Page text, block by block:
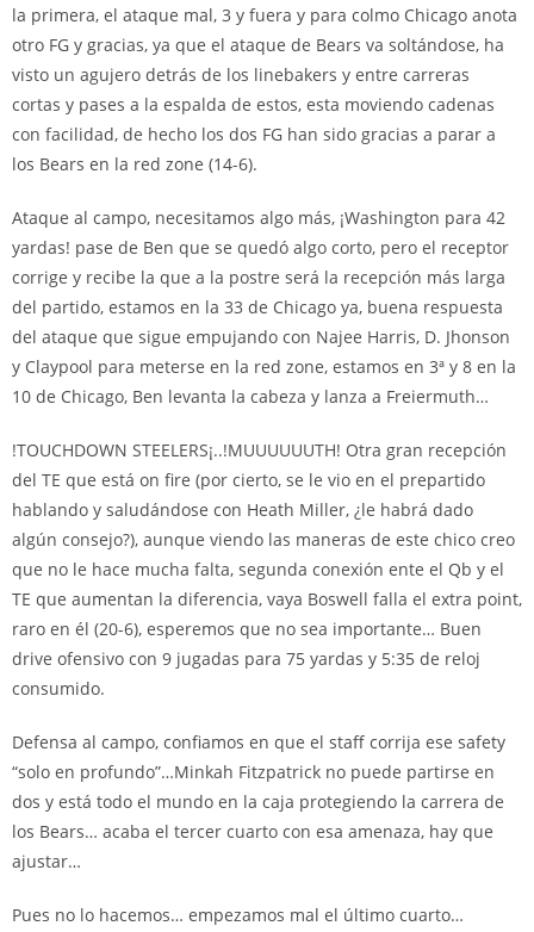
la primera, el ataque mal, 3 y fuera y para colmo Chicago anota
otro FG y gracias, ya que el ataque de Bears va soltándose, ha
visto un agujero detrás de los linebakers y entre carreras
cortas y pases a la espalda de estos, esta moviendo cadenas
con facilidad, de hecho los dos FG han sido gracias a parar a
los Bears en la red zone (14-6).
Ataque al campo, necesitamos algo más, ¡Washington para 42
yardas! pase de Ben que se quedó algo corto, pero el receptor
corrige y recibe la que a la postre será la recepción más larga
del partido, estamos en la 33 de Chicago ya, buena respuesta
del ataque que sigue empujando con Najee Harris, D. Jhonson
y Claypool para meterse en la red zone, estamos en 3ª y 8 en la
10 de Chicago, Ben levanta la cabeza y lanza a Freiermuth…
!TOUCHDOWN STEELERS¡..!MUUUUUUTH! Otra gran recepción
del TE que está on fire (por cierto, se le vio en el prepartido
hablando y saludándose con Heath Miller, ¿le habrá dado
algún consejo?), aunque viendo las maneras de este chico creo
que no le hace mucha falta, segunda conexión ente el Qb y el
TE que aumentan la diferencia, vaya Boswell falla el extra point,
raro en él (20-6), esperemos que no sea importante… Buen
drive ofensivo con 9 jugadas para 75 yardas y 5:35 de reloj
consumido.
Defensa al campo, confiamos en que el staff corrija ese safety
“solo en profundo”…Minkah Fitzpatrick no puede partirse en
dos y está todo el mundo en la caja protegiendo la carrera de
los Bears… acaba el tercer cuarto con esa amenaza, hay que
ajustar…
Pues no lo hacemos… empezamos mal el último cuarto…